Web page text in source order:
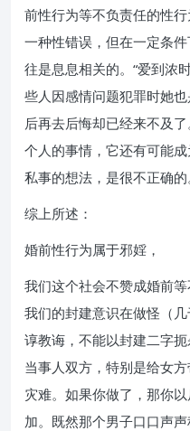
前性行为等不负责任的性
一种性错误，但在一定条
往是息息相关的。“爱到浓
些人因感情问题犯罪时她
后再去后悔却已经来不及
个人的事情，它还有可能
私事的想法，是很不正确的
综上所述：
婚前性行为属于邪婬，
我们这个社会不赞成婚前
我们的封建意识在做怪（
谆教诲，不能以封建二字
当事人双方，特别是给女
灾难。如果你做了，那你
加。既然那个男子口口声